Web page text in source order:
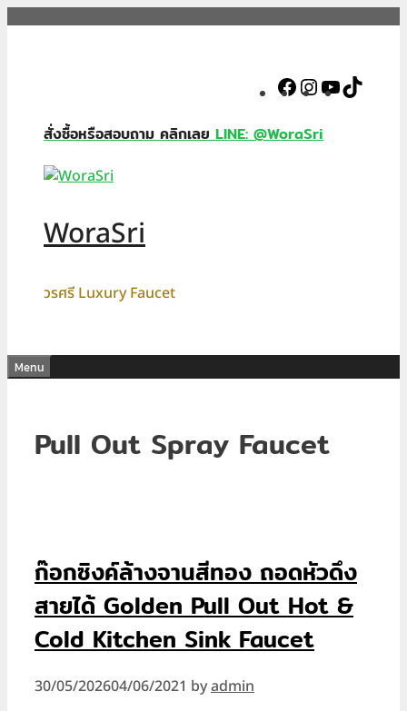
Facebook
Instagram
YouTube
สั่งซื้อหรือสอบถาม คลิกเลยLINE: @WoraSri
WoraSri
วรศรี Luxury Faucet
Menu
Pull Out Spray Faucet
ก๊อกซิงค์ล้างจานสีทอง ถอดหัวดึง
สายได้ Golden Pull Out Hot &
Cold Kitchen Sink Faucet
30/05/202604/06/2021 byadmin